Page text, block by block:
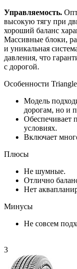
Управляемость.
высокую тягу при
хороший баланс
Массивные блоки,
и уникальная
давления, что
с дорогой.
Особенности
Модель
дорогам, но и
Обеспечивает
условиях.
Включает
Плюсы
Не шумные.
Отлично
Нет
Минусы
Не совсем
3